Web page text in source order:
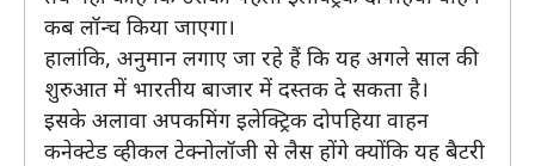
कब लॉन्च किया जाएगा।
हालांकि, अनुमान लगाए जा रहे हैं कि यह अगले साल की
शुरुआत में भारतीय बाजार में दस्तक दे सकता है।
इसके अलावा अपकमिंग इलेक्ट्रिक दोपहिया वाहन
कनेक्टेड व्हीकल टेक्नोलॉजी से लैस होंगे क्योंकि यह बैटरी